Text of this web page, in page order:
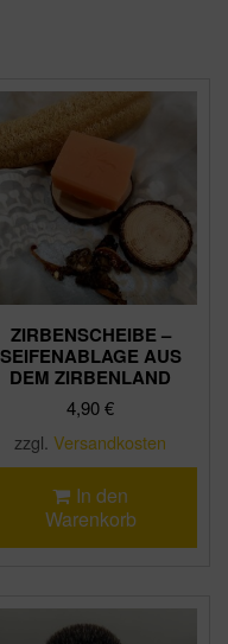
ZIRBENSCHEIBE –
SEIFENABLAGE AUS
DEM ZIRBENLAND
4,90€
zzgl. Versandkosten
In den
Warenkorb